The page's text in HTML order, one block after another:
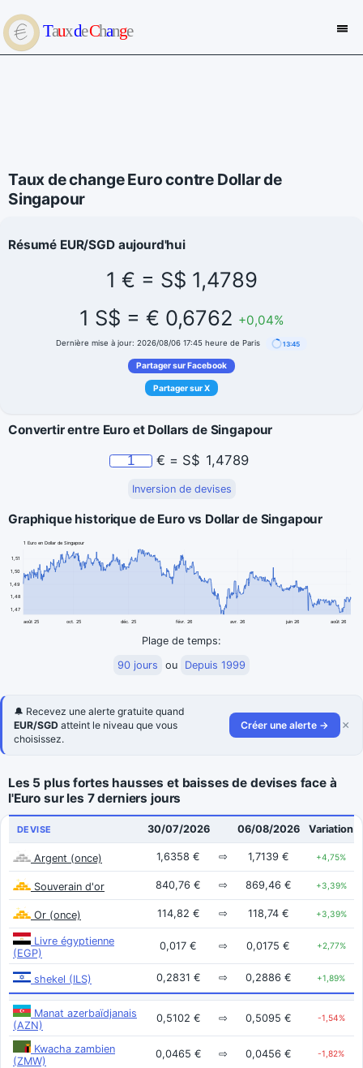
Taux de change Euro contre Dollar de
Singapour
Résumé EUR/SGD aujourd'hui
1 € = S$ 1,4789
1 S$ = € 0,6762 +0,04%
Dernière mise à jour: 2026/08/06 17:45 heure de Paris 13:45
Partager sur Facebook
Partager sur X
Convertir entre Euro et Dollars de Singapour
€ = S$ 1,4789
Inversion de devises
Graphique historique de Euro vs Dollar de Singapour
1,47
1,48
1,49
1,50
1,51
août 25 oct. 25 déc. 25 févr. 26 avr. 26 juin 26 août 26
1 Euro en Dollar de Singapour
Plage de temps:
90 jours
ou Depuis 1999
🔔 Recevez une alerte gratuite quand
EUR/SGD atteint le niveau que vous
choisissez.
Créer une alerte → ×
Les 5 plus fortes hausses et baisses de devises face à
l'Euro sur les 7 derniers jours
DEVISE 30/07/2026 06/08/2026 Variation
Argent (once) 1,6358 € ⇨ 1,7139 € +4,75%
Souverain d'or 840,76 € ⇨ 869,46 € +3,39%
Or (once) 114,82 € ⇨ 118,74 € +3,39%
Livre égyptienne
(EGP)
0,017 € ⇨ 0,0175 € +2,77%
shekel (ILS) 0,2831 € ⇨ 0,2886 € +1,89%
Manat azerbaïdjanais
(AZN)
0,5102 € ⇨ 0,5095 € -1,54%
Kwacha zambien
(ZMW)
0,0465 € ⇨ 0,0456 € -1,82%